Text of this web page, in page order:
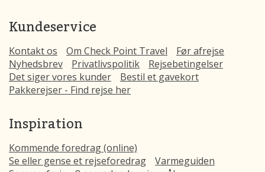
Kundeservice
Kontakt os Om Check Point Travel
Før afrejse
Nyhedsbrev
Privatlivspolitik
Rejsebetingelser
Det siger vores kunder
Bestil et gavekort
Pakkerejser - Find rejse her
Inspiration
Kommende foredrag (online)
Se eller gense et rejseforedrag
Varmeguiden